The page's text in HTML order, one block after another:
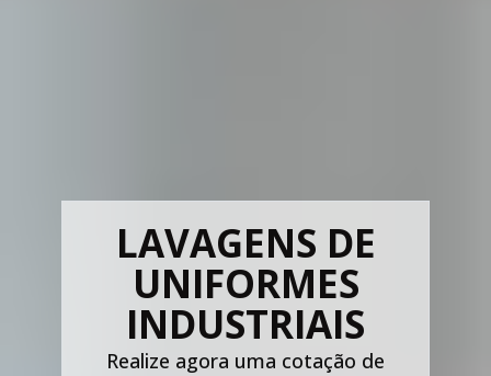
LAVAGENS DE
UNIFORMES
INDUSTRIAIS
Realize agora uma cotação de